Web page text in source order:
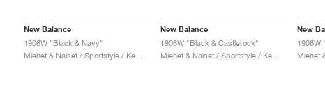
New Balance
1906W "Black & Navy"
New Balance
1906W "Black & Castlerock"
Miehet & Naiset / Sportstyle / Kengät
New
1906W